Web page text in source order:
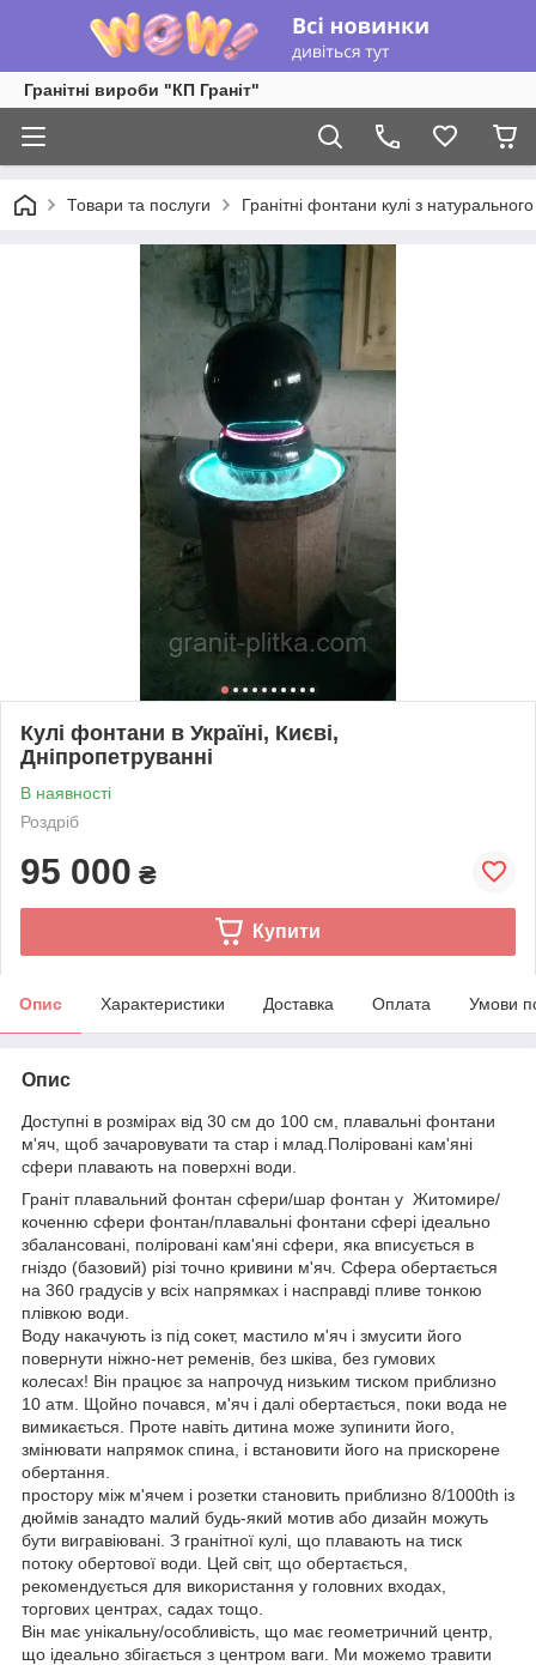
Гранітні вироби "КП Граніт"
Товари та послуги Гранітні фонтани кулі з
Кулі фонтани в Україні, Києві,
Дніпропетруванні
В наявності
Роздріб
95 000 ₴
Купити
Опис Характеристики Доставка Оплата Умови
Опис
Доступні в розмірах від 30 см до 100 см, плавальні фонтани
м'яч, щоб зачаровувати та стар і млад.Поліровані кам'яні
сфери плавають на поверхні води.
Граніт плавальний фонтан сфери/шар фонтан у Житомире/
коченню сфери фонтан/плавальні фонтани сфері ідеально
збалансовані, поліровані кам'яні сфери, яка вписується в
гніздо (базовий) різі точно кривини м'яч. Сфера обертається
на 360 градусів у всіх напрямках і насправді пливе тонкою
плівкою води.
Воду накачують із під сокет, мастило м'яч і змусити його
повернути ніжно-нет ременів, без шківа, без гумових
колесах! Він працює за напрочуд низьким тиском приблизно
10 атм. Щойно почався, м'яч і далі обертається, поки вода не
вимикається. Проте навіть дитина може зупинити його,
змінювати напрямок спина, і встановити його на прискорене
обертання.
простору між м'ячем і розетки становить приблизно 8/1000th із
дюймів занадто малий будь-який мотив або дизайн можуть
бути вигравіювані. З гранітної кулі, що плавають на тиск
потоку обертової води. Цей світ, що обертається,
рекомендується для використання у головних входах,
торгових центрах, садах тощо.
Він має унікальну/особливість, що має геометричний центр,
що ідеально збігається з центром ваги. Ми можемо травити